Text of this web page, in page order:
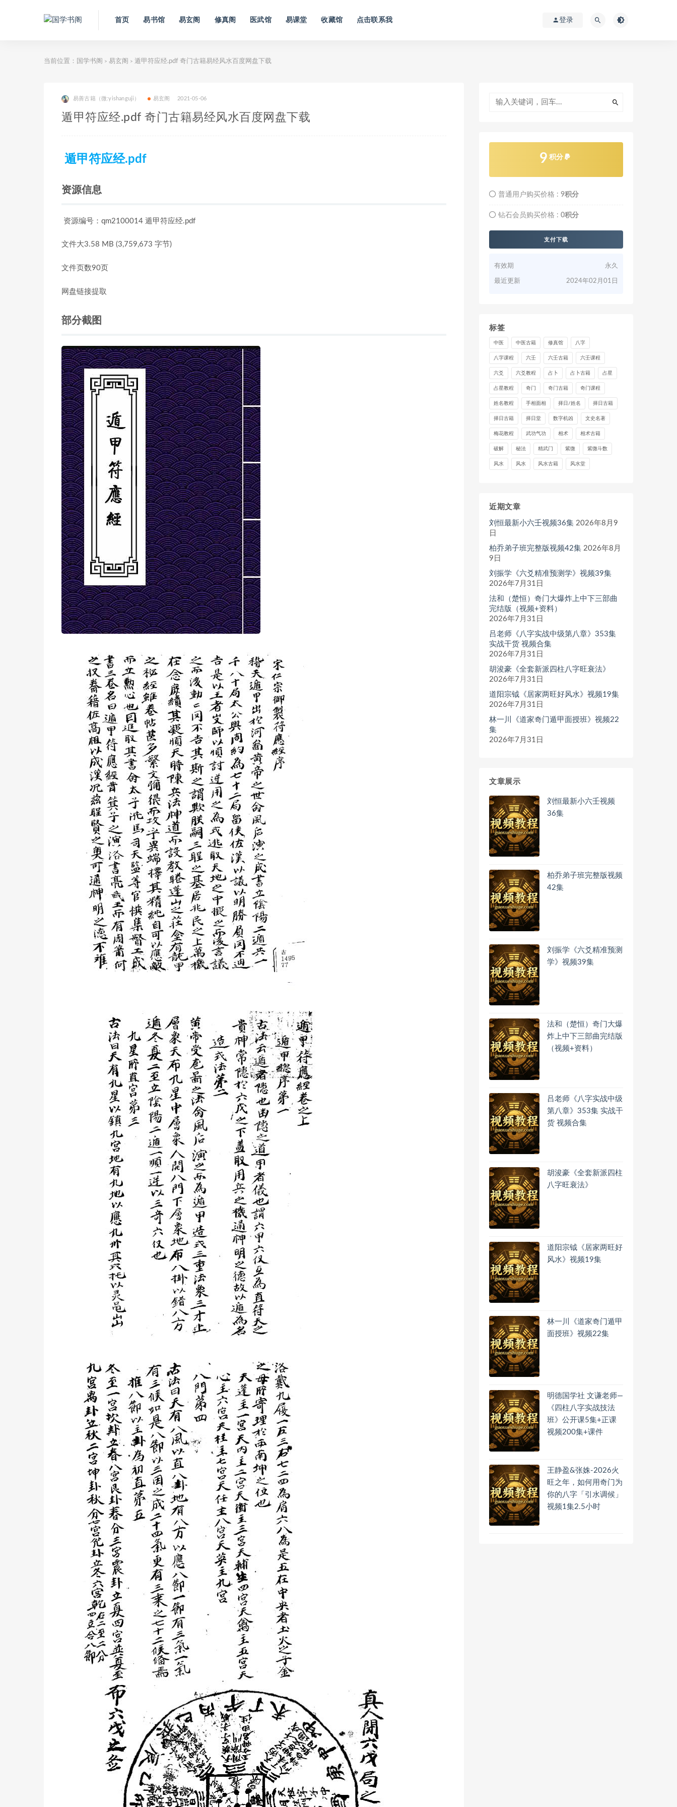
首页 易书馆 易玄阁 修真阁 医武馆 易课堂 收藏馆 点击联系我 登录
当前位置： 国学书阁 > 易玄阁 > 遁甲符应经.pdf 奇门古籍易经风水百度网盘下载
易善古籍（微:yishanguji） 易玄阁 2021-05-06
遁甲符应经.pdf 奇门古籍易经风水百度网盘下载
遁甲符应经.pdf
资源信息
资源编号：qm2100014 遁甲符应经.pdf
文件大3.58 MB (3,759,673 字节)
文件页数90页
网盘链接提取
部分截图
9 积分
普通用户购买价格 : 9积分
钻石会员购买价格 : 0积分
支付下载
有效期 永久
最近更新 2024年02月01日
标签
中医 中医古籍 修真馆 八字
八字课程 六壬 六壬古籍 六壬课程
六爻 六爻教程 占卜 占卜古籍 占星
占星教程 奇门 奇门古籍 奇门课程
姓名教程 手相面相 择日/姓名 择日古籍
择日古籍 择日堂 数字机凶 文史名著
梅花教程 武功气功 相术 相术古籍
破解 秘法 精武门 紫微 紫微斗数
风水 风水 风水古籍 风水堂
近期文章
刘恒最新小六壬视频36集 2026年8月9
日
柏乔弟子班完整版视频42集 2026年8月
9日
刘振学《六爻精准预测学》视频39集
2026年7月31日
法和（楚恒）奇门大爆炸上中下三部曲
完结版（视频+资料）
2026年7月31日
吕老师《八字实战中级第八章》353集
实战干货 视频合集
2026年7月31日
胡浚豪《全套新派四柱八字旺衰法》
2026年7月31日
道阳宗钺《居家两旺好风水》视频19集
2026年7月31日
林一川《道家奇门遁甲面授班》视频22
集
2026年7月31日
文章展示
刘恒最新小六壬视频
36集
柏乔弟子班完整版视频
42集
刘振学《六爻精准预测
学》视频39集
法和（楚恒）奇门大爆
炸上中下三部曲完结版
（视频+资料）
吕老师《八字实战中级
第八章》353集 实战干
货 视频合集
胡浚豪《全套新派四柱
八字旺衰法》
道阳宗钺《居家两旺好
风水》视频19集
林一川《道家奇门遁甲
面授班》视频22集
明德国学社 文谦老师—
《四柱八字实战技法
班》公开课5集+正课
视频200集+课件
王静盈&张姝-2026火
旺之年，如何用奇门为
你的八字「引水调候」
视频1集2.5小时